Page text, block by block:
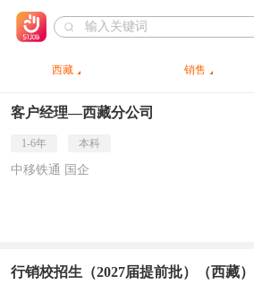
西藏 销售
客户经理—西藏分公司
1-6年 本科
中移铁通 国企
行销校招生（2027届提前批）（西藏）